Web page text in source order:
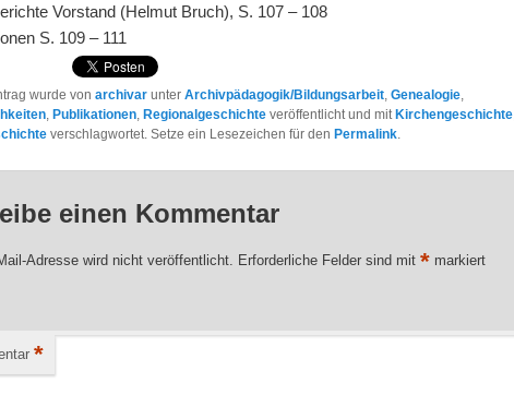
Vorstand (Helmut Bruch), S. 107 – 108
S. 109 – 111
wurde vonarchivar unterArchivpädagogik/Bildungsarbeit ,Genealogie
,Publikationen ,Regionalgeschichte veröffentlicht und mitKirchengeschichte
verschlagwortet. Setze ein Lesezeichen für denPermalink
einen Kommentar
Adresse wird nicht veröffentlicht. Erforderliche Felder sind mit* markiert
*